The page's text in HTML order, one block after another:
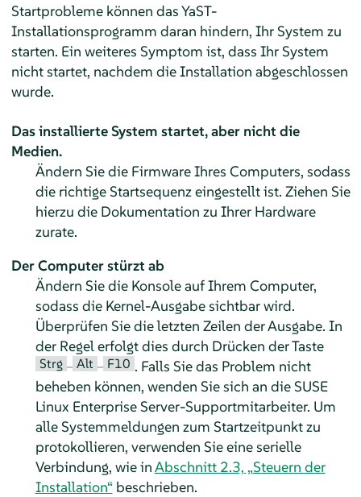
Startprobleme können das YaST-
Installationsprogramm daran hindern, Ihr System zu
starten. Ein weiteres Symptom ist, dass Ihr System
nicht startet, nachdem die Installation abgeschlossen
wurde.
Das installierte System startet, aber nicht die
Medien.
Ändern Sie die Firmware Ihres Computers, sodass
die richtige Startsequenz eingestellt ist. Ziehen Sie
hierzu die Dokumentation zu Ihrer Hardware
zurate.
Der Computer stürzt ab
Ändern Sie die Konsole auf Ihrem Computer,
sodass die Kernel-Ausgabe sichtbar wird.
Überprüfen Sie die letzten Zeilen der Ausgabe. In
der Regel erfolgt dies durch Drücken der Taste
Strg – Alt – F10 . Falls Sie das Problem nicht
beheben können, wenden Sie sich an die SUSE
Linux Enterprise Server-Supportmitarbeiter. Um
alle Systemmeldungen zum Startzeitpunkt zu
protokollieren, verwenden Sie eine serielle
Verbindung, wie inAbschnitt 2.3, „Steuern der
Installation“beschrieben.